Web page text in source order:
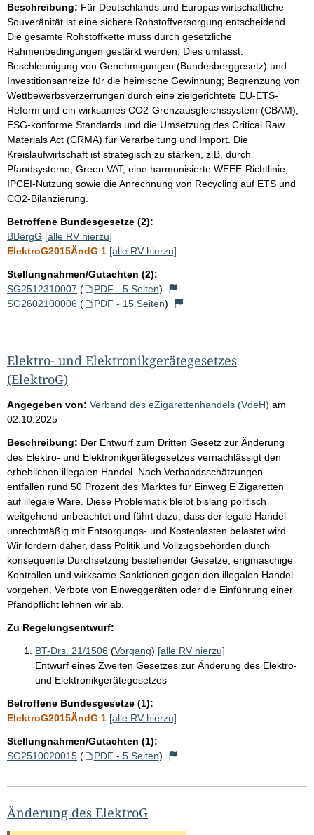
s
e
p
r
o
S
e
i
t
e
Beschreibung: Für Deutschlands und Europas wirtschaftliche
Souveränität ist eine sichere Rohstoffversorgung entscheidend.
Die gesamte Rohstoffkette muss durch gesetzliche
Rahmenbedingungen gestärkt werden. Dies umfasst:
Beschleunigung von Genehmigungen (Bundesberggesetz) und
Investitionsanreize für die heimische Gewinnung; Begrenzung von
Wettbewerbsverzerrungen durch eine zielgerichtete EU-ETS-
Reform und ein wirksames CO2-Grenzausgleichssystem (CBAM);
ESG-konforme Standards und die Umsetzung des Critical Raw
Materials Act (CRMA) für Verarbeitung und Import. Die
Kreislaufwirtschaft ist strategisch zu stärken, z.B. durch
Pfandsysteme, Green VAT, eine harmonisierte WEEE-Richtlinie,
IPCEI-Nutzung sowie die Anrechnung von Recycling auf ETS und
CO2-Bilanzierung.
Betroffene Bundesgesetze (2):
BBergG [alle RV hierzu]
ElektroG2015ÄndG 1 [alle RV hierzu]
Stellungnahmen/Gutachten (2):
SG2512310007 ( PDF - 5 Seiten)
SG2602100006 ( PDF - 15 Seiten)
Elektro- und Elektronikgerätegesetzes
(ElektroG)
Angegeben von: Verband des eZigarettenhandels (VdeH) am
02.10.2025
Beschreibung: Der Entwurf zum Dritten Gesetz zur Änderung
des Elektro- und Elektronikgerätegesetzes vernachlässigt den
erheblichen illegalen Handel. Nach Verbandsschätzungen
entfallen rund 50 Prozent des Marktes für Einweg E Zigaretten
auf illegale Ware. Diese Problematik bleibt bislang politisch
weitgehend unbeachtet und führt dazu, dass der legale Handel
unrechtmäßig mit Entsorgungs- und Kostenlasten belastet wird.
Wir fordern daher, dass Politik und Vollzugsbehörden durch
konsequente Durchsetzung bestehender Gesetze, engmaschige
Kontrollen und wirksame Sanktionen gegen den illegalen Handel
vorgehen. Verbote von Einweggeräten oder die Einführung einer
Pfandpflicht lehnen wir ab.
Zu Regelungsentwurf:
BT-Drs. 21/1506 (Vorgang) [alle RV hierzu]
Entwurf eines Zweiten Gesetzes zur Änderung des Elektro-
und Elektronikgerätegesetzes
Betroffene Bundesgesetze (1):
ElektroG2015ÄndG 1 [alle RV hierzu]
Stellungnahmen/Gutachten (1):
SG2510020015 ( PDF - 5 Seiten)
Änderung des ElektroG